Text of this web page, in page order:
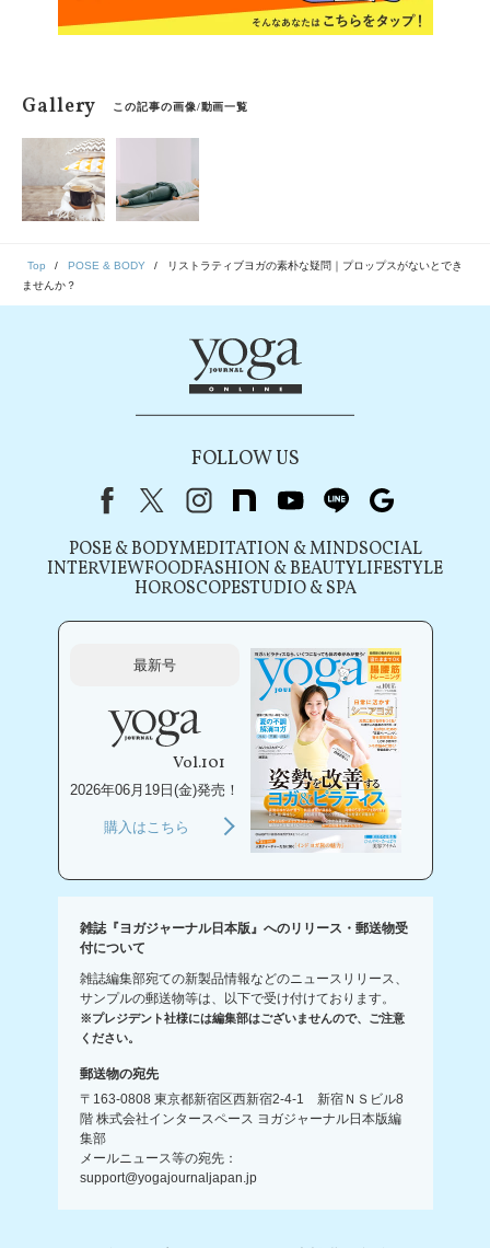
Gallery この記事の画像/動画一覧
Top POSE & BODY
リストラティブヨガの素朴な疑問｜プロップスがないとでき
ませんか？
FOLLOW US
FacebookX（旧Twitter）
instagram
note youtubeline
POSE & BODYMEDITATION & MINDSOCIAL
INTERVIEWFOODFASHION & BEAUTYLIFESTYLE
HOROSCOPESTUDIO & SPA
最新号
Vol.101
2026年06月19日(金)発売！
購入はこちら
雑誌『ヨガジャーナル日本版』へのリリース・郵送物受
付について
雑誌編集部宛ての新製品情報などのニュースリリース、
サンプルの郵送物等は、以下で受け付けております。
※プレジデント社様には編集部はございませんので、ご注意
ください。
郵送物の宛先
〒163-0808 東京都新宿区西新宿2-4-1 新宿ＮＳビル8
階 株式会社インタースペース ヨガジャーナル日本版編
集部
メールニュース等の宛先：
support@yogajournaljapan.jp